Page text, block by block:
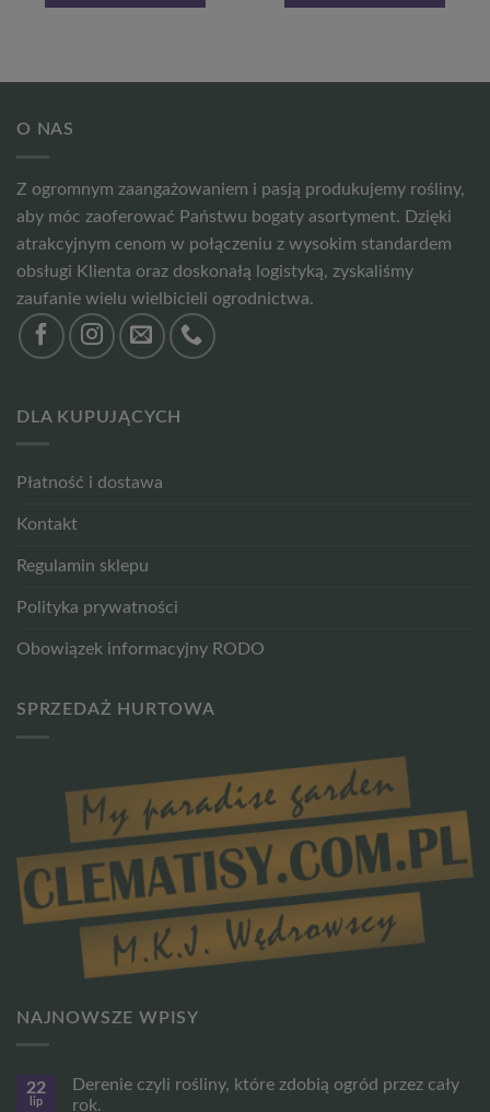
O NAS
Z ogromnym zaangażowaniem i pasją produkujemy rośliny,
aby móc zaoferować Państwu bogaty asortyment. Dzięki
atrakcyjnym cenom w połączeniu z wysokim standardem
obsługi Klienta oraz doskonałą logistyką, zyskaliśmy
zaufanie wielu wielbicieli ogrodnictwa.
DLA KUPUJĄCYCH
Płatność i dostawa
Kontakt
Regulamin sklepu
Polityka prywatności
Obowiązek informacyjny RODO
SPRZEDAŻ HURTOWA
NAJNOWSZE WPISY
22
lip
Derenie czyli rośliny, które zdobią ogród przez cały
rok.